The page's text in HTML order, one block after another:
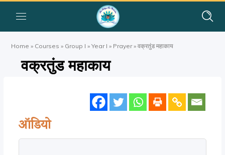
Home » Courses » Group I »Year I » Prayer»वक्रतुंड महाकाय
वक्रतुंड महाकाय
ऑडियो